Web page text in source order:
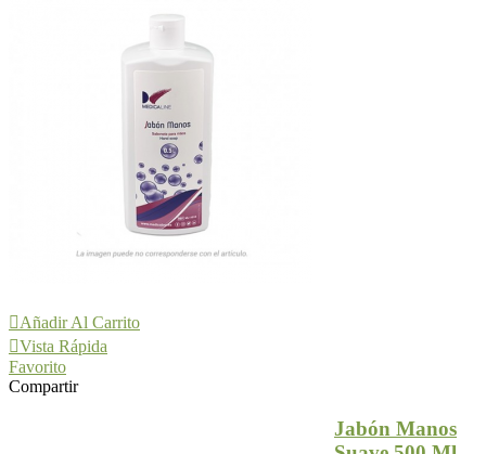
Añadir Al Carrito
Vista Rápida
Favorito
Compartir
Jabón Manos